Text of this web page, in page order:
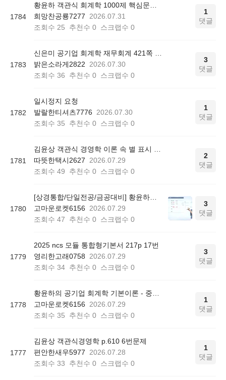
1784
희망찬공룡7277
2026.07.31
조회수 25 추천수 0 스크랩수 0
1
댓글
1783
밝은소라게2822
2026.07.30
조회수 36 추천수 0 스크랩수 0
3
댓글
1782
일시정지 요청
발랄한티셔츠7776
2026.07.30
조회수 35 추천수 0 스크랩수 0
1
댓글
1781
따뜻한택시2627
2026.07.29
조회수 49 추천수 0 스크랩수 0
2
댓글
1780
고마운로켓6156
2026.07.29
조회수 47 추천수 0 스크랩수 0
3
댓글
1779
2025 ncs 모듈 통합형기본서 217p 17번
영리한고래0758
2026.07.29
조회수 34 추천수 0 스크랩수 0
3
댓글
1778
고마운로켓6156
2026.07.29
조회수 35 추천수 0 스크랩수 0
1
댓글
1777
김윤상 객관식경영학 p.610 6번문제
편안한새우5977
2026.07.28
조회수 33 추천수 0 스크랩수 0
1
댓글